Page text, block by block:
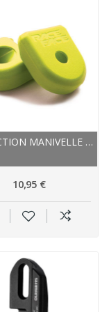
PROTECTION MANIVELLE RACEFACE CAOUTCHOUC LARGE...
10,95 €